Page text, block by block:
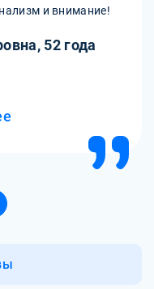
и внимание!
52 года